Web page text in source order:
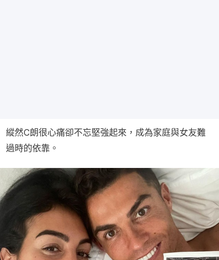
縱然C朗很心痛卻不忘堅強起來，成為家庭與女友難
過時的依靠。